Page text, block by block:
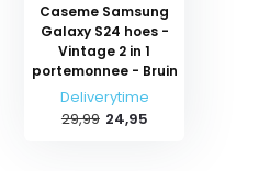
Caseme Samsung
Galaxy S24 hoes -
Vintage 2 in 1
portemonnee - Bruin
Deliverytime
29,99 24,95